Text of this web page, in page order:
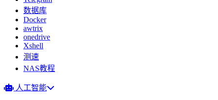
数据库
Docker
awtrix
onedrive
Xshell
测速
NAS教程
人工智能